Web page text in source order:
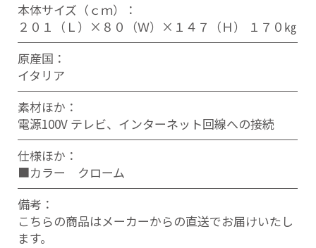
本体サイズ（ｃｍ）：
２０１（Ｌ）×８０（Ｗ）×１４７（Ｈ） １７０㎏
原産国：
イタリア
素材ほか：
電源100V テレビ、インターネット回線への接続
仕様ほか：
■カラー クローム
備考：
こちらの商品はメーカーからの直送でお届けいたし
ます。